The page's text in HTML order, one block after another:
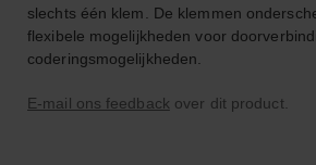
Manufacturer Product ID
Bevestigingswijze
slechts één klem. De klemmen
flexibele mogelijkheden voor
coderingsmogelijkheden.
E-mail ons feedback over dit product.